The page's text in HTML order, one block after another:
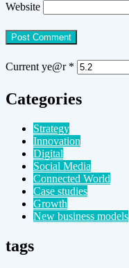
Website
Current ye@r *
Categories
Strategy
Innovation
Digital
Social Media
Connected World
Case studies
Growth
New business models
tags